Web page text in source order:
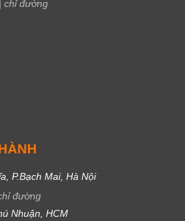
| chỉ đường
P.Bạch Mai, Hà Nội
đường
Nhuận, HCM